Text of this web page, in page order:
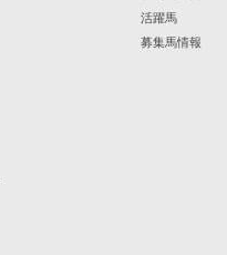
活躍馬
募集馬情報